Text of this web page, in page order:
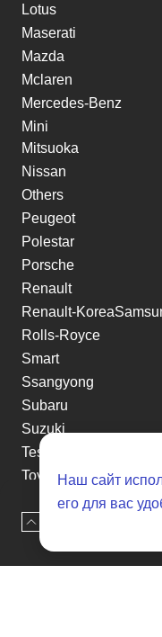
Lotus
Maserati
Mazda
Mclaren
Mercedes-Benz
Mini
Mitsuoka
Nissan
Others
Peugeot
Polestar
Porsche
Renault
Renault-
Rolls-Royce
Smart
Ssangyong
Subaru
Suzuki
Tesla
Toyota
Volkswagen
Volvo
Xin yuan
etc
Наш сайт
его для вас